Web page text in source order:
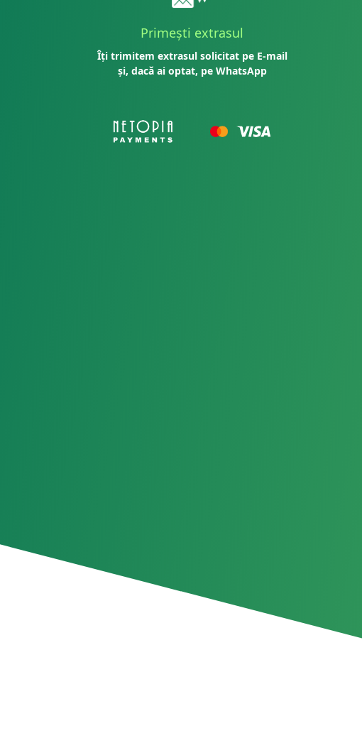
Primești extrasul
Îți trimitem extrasul solicitat pe E-mail
și, dacă ai optat, pe WhatsApp